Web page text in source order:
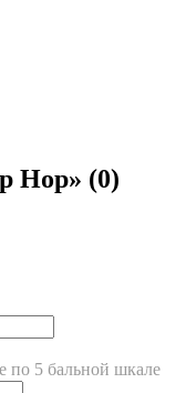
Hop» (0)
по 5 бальной шкале